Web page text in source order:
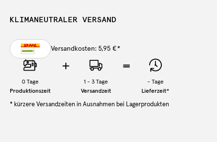
KLIMANEUTRALER VERSAND
Versandkosten: 5,95 €*
0Tage
Produktionszeit
1 - 3 Tage
Versandzeit
- Tage
Lieferzeit*
* kürzere Versandzeiten in Ausnahmen bei Lagerprodukten